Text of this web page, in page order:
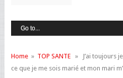
Home» TOP SANTE» J’ai toujours
ce que je me sois marié et mon mari